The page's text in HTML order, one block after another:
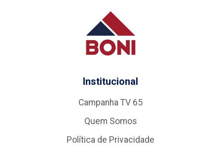
Institucional
Campanha TV 65
Quem Somos
Política de Privacidade